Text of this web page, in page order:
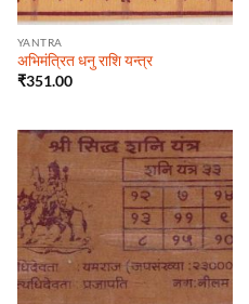
YANTRA
अभिमंत्रित धनु राशि यन्त्र
₹351.00